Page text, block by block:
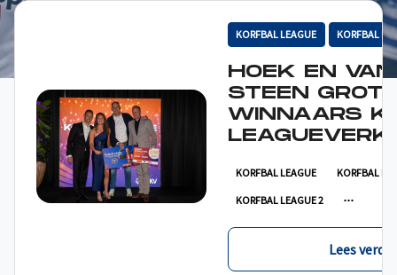
KORFBAL LEAGUE KORFBAL
HOEK EN VAN
STEEN
WINNAARS
KORFBAL LEAGUE KORFBAL
KORFBAL LEAGUE 2
Lees verder